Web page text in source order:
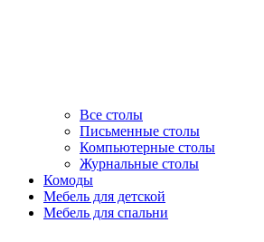
Все столы
Письменные столы
Компьютерные столы
Журнальные столы
Комоды
Мебель для детской
Мебель для спальни